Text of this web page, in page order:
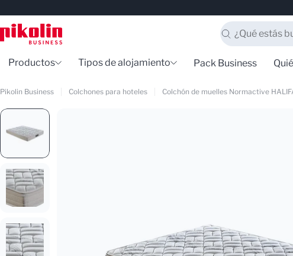
contenido
Buscar
Productos
Tipos de alojamiento Pack Business
Pikolin Business Colchones para hoteles Colchón de muelles Normactive